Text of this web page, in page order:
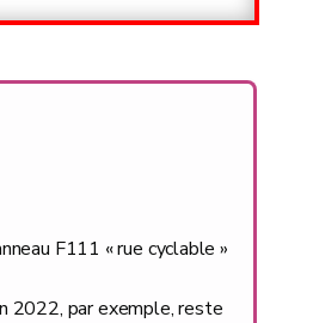
F111 « rue cyclable »
2022, par exemple, reste